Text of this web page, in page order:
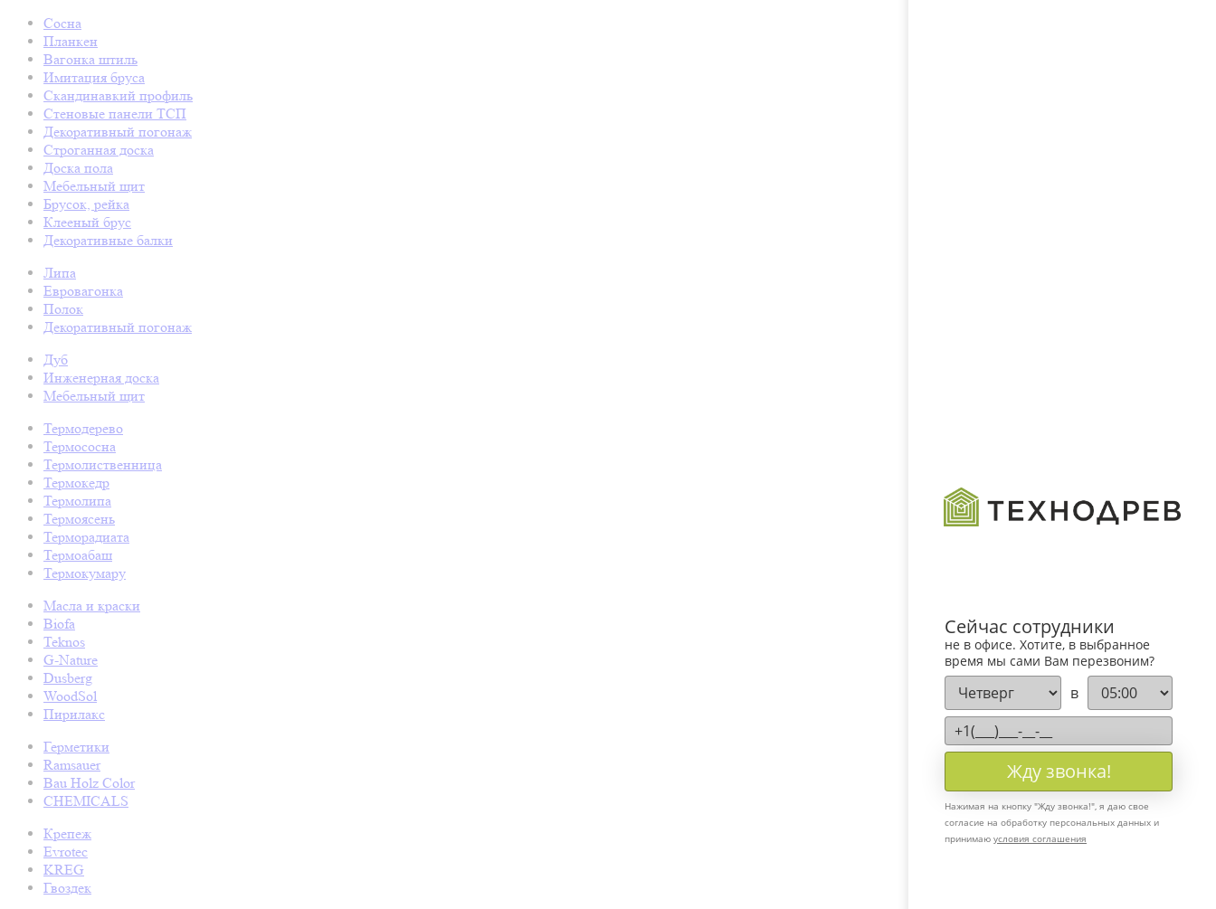
Сосна
Планкен
Вагонка штиль
Имитация бруса
Скандинавкий профиль
Стеновые панели ТСП
Декоративный погонаж
Строганная доска
Доска пола
Мебельный щит
Брусок, рейка
Клееный брус
Декоративные балки
Липа
Евровагонка
Полок
Декоративный погонаж
Дуб
Инженерная доска
Мебельный щит
Термодерево
Термососна
Термолиственница
Термокедр
Термолипа
Термоясень
Терморадиата
Термоабаш
Термокумару
Масла и краски
Biofa
Teknos
G-Nature
Dusberg
WoodSol
Пирилакс
Герметики
Ramsauer
Bau Holz Color
CHEMICALS
Крепеж
Evrotec
KREG
Гвоздек
Сейчас сотрудники
не в офисе. Хотите, в выбранное
время мы сами Вам перезвоним?
в
Жду звонка!
Нажимая на кнопку "Жду звонка!", я даю свое
согласие на обработку персональных данных и
принимаю условия соглашения